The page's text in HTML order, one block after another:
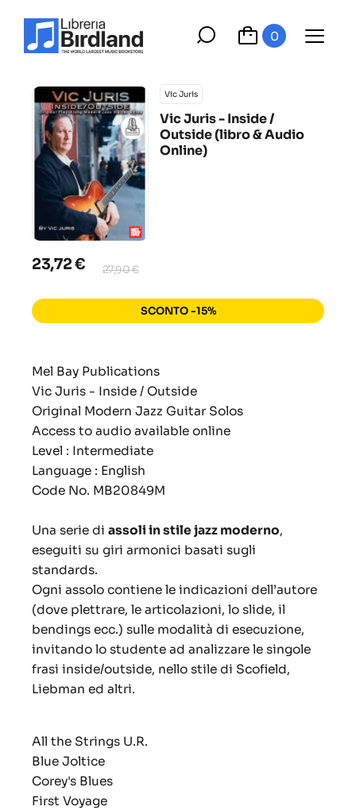
0
Vic Juris
Vic Juris - Inside /
Outside (libro & Audio
Online)
23,72 € 27,90 €
SCONTO -15%
Mel Bay Publications
Vic Juris - Inside / Outside
Original Modern Jazz Guitar Solos
Access to audio available online
Level : Intermediate
Language : English
Code No. MB20849M
Una serie di assoli in stile jazz moderno,
eseguiti su giri armonici basati sugli
standards.
Ogni assolo contiene le indicazioni dell’autore
(dove plettrare, le articolazioni, lo slide, il
bendings ecc.) sulle modalità di esecuzione,
invitando lo studente ad analizzare le singole
frasi inside/outside, nello stile di Scofield,
Liebman ed altri.
All the Strings U.R.
Blue Joltice
Corey's Blues
First Voyage